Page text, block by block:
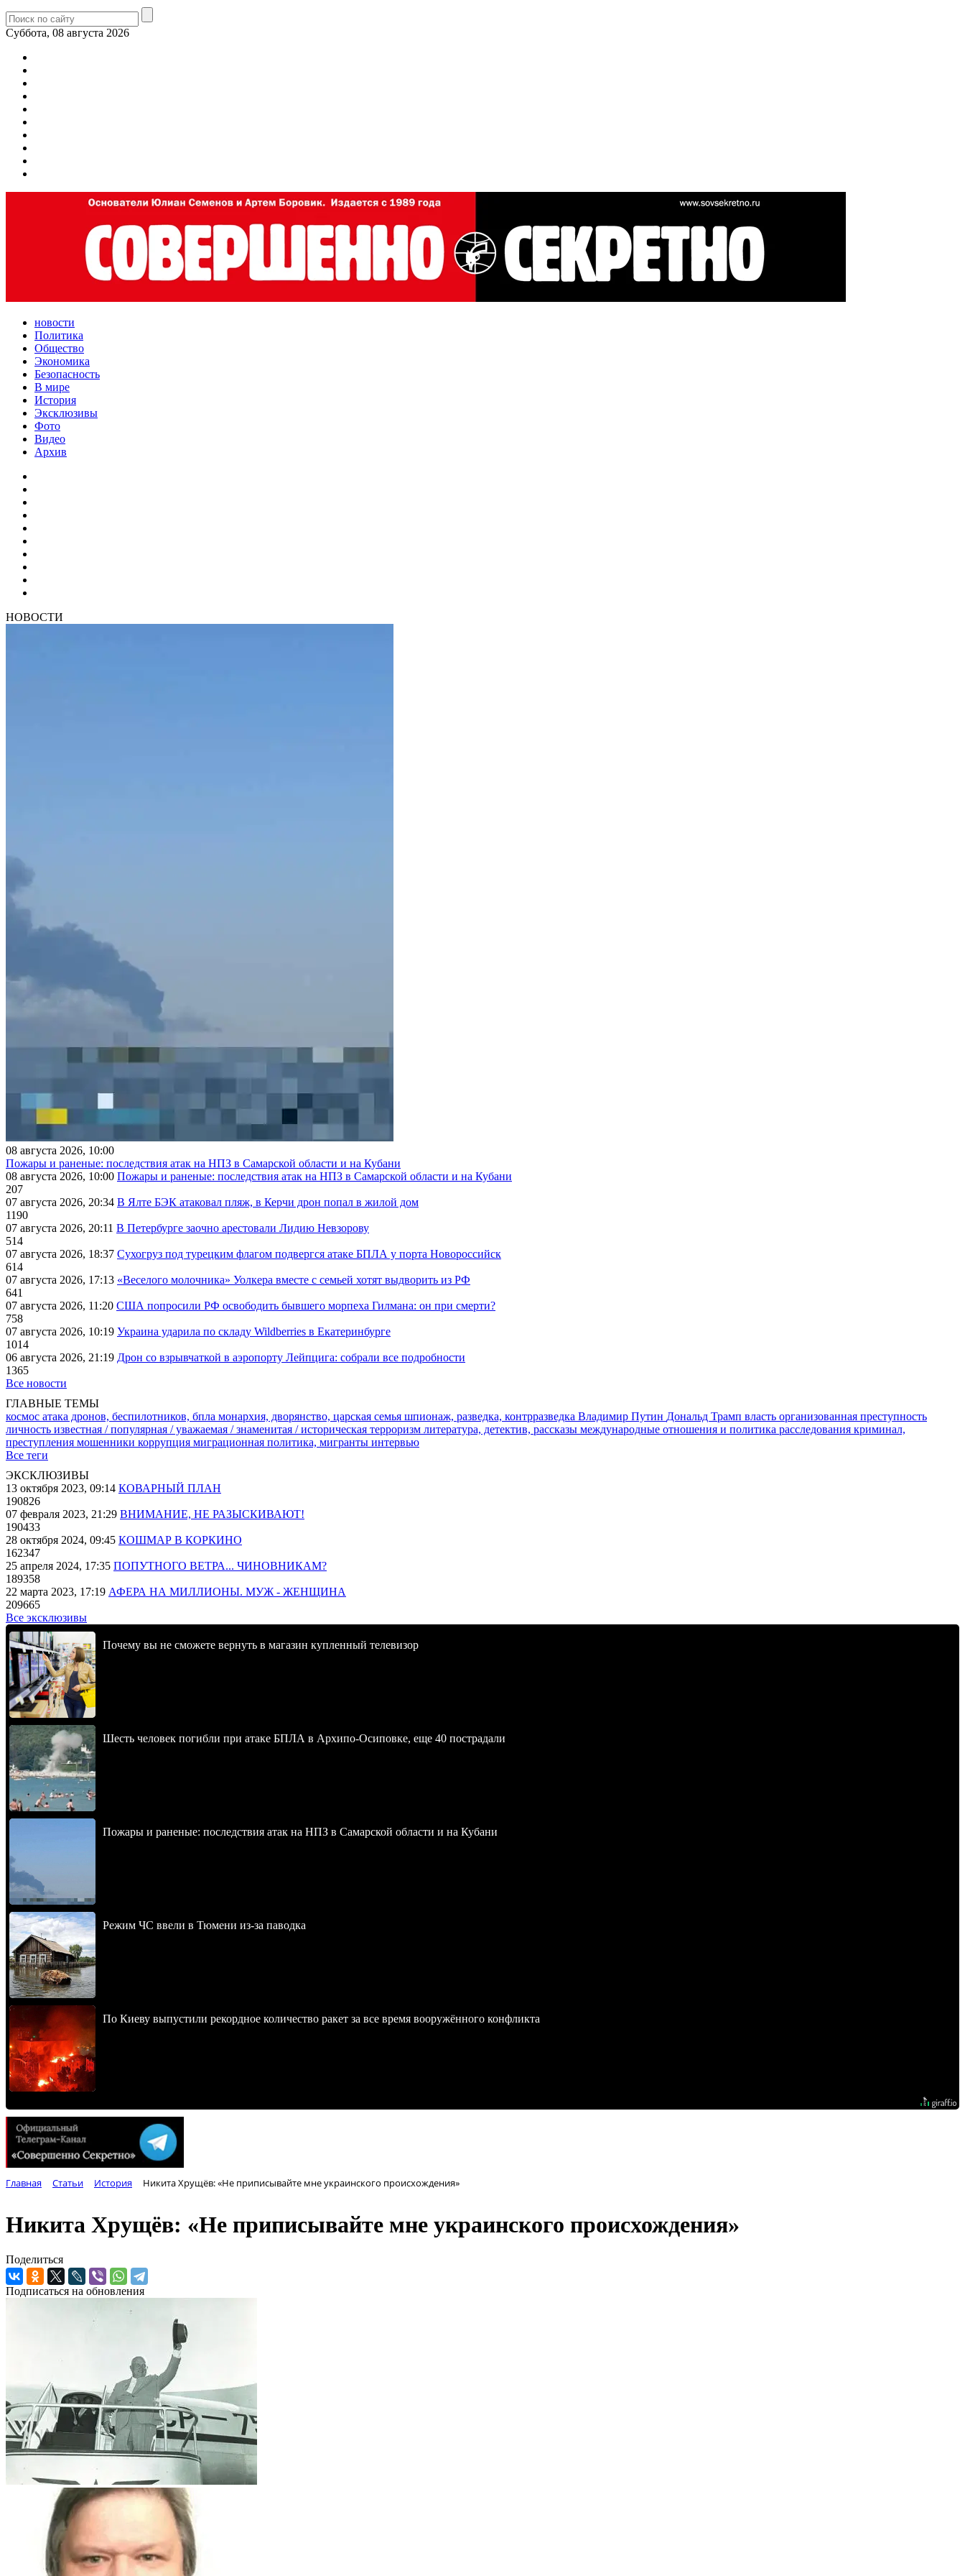
Суббота, 08 августа 2026
новости
Политика
Общество
Экономика
Безопасность
В мире
История
Эксклюзивы
Фото
Видео
Архив
НОВОСТИ
08 августа 2026, 10:00
Пожары и раненые: последствия атак на НПЗ в Самарской области и на Кубани
08 августа 2026, 10:00 Пожары и раненые: последствия атак на НПЗ в Самарской области и на Кубани
207
07 августа 2026, 20:34 В Ялте БЭК атаковал пляж, в Керчи дрон попал в жилой дом
1190
07 августа 2026, 20:11 В Петербурге заочно арестовали Лидию Невзорову
514
07 августа 2026, 18:37 Сухогруз под турецким флагом подвергся атаке БПЛА у порта Новороссийск
614
07 августа 2026, 17:13 «Веселого молочника» Уолкера вместе с семьей хотят выдворить из РФ
641
07 августа 2026, 11:20 США попросили РФ освободить бывшего морпеха Гилмана: он при смерти?
758
07 августа 2026, 10:19 Украина ударила по складу Wildberries в Екатеринбурге
1014
06 августа 2026, 21:19 Дрон со взрывчаткой в аэропорту Лейпцига: собрали все подробности
1365
Все новости
ГЛАВНЫЕ ТЕМЫ
космос атака дронов, беспилотников, бпла монархия, дворянство, царская семья шпионаж, разведка, контрразведка Владимир Путин Дональд Трамп власть организованная преступность
личность известная / популярная / уважаемая / знаменитая / историческая терроризм литература, детектив, рассказы международные отношения и политика расследования криминал,
преступления мошенники коррупция миграционная политика, мигранты интервью
Все теги
ЭКСКЛЮЗИВЫ
13 октября 2023, 09:14 КОВАРНЫЙ ПЛАН
190826
07 февраля 2023, 21:29 ВНИМАНИЕ, НЕ РАЗЫСКИВАЮТ!
190433
28 октября 2024, 09:45 КОШМАР В КОРКИНО
162347
25 апреля 2024, 17:35 ПОПУТНОГО ВЕТРА... ЧИНОВНИКАМ?
189358
22 марта 2023, 17:19 АФЕРА НА МИЛЛИОНЫ. МУЖ - ЖЕНЩИНА
209665
Все эксклюзивы
Почему вы не сможете вернуть в магазин купленный телевизор
Шесть человек погибли при атаке БПЛА в Архипо-Осиповке, еще 40 пострадали
Пожары и раненые: последствия атак на НПЗ в Самарской области и на Кубани
Режим ЧС ввели в Тюмени из-за паводка
По Киеву выпустили рекордное количество ракет за все время вооружённого конфликта
Главная Статьи История Никита Хрущёв: «Не приписывайте мне украинского происхождения»
Никита Хрущёв: «Не приписывайте мне украинского происхождения»
Поделиться
Подписаться на обновления